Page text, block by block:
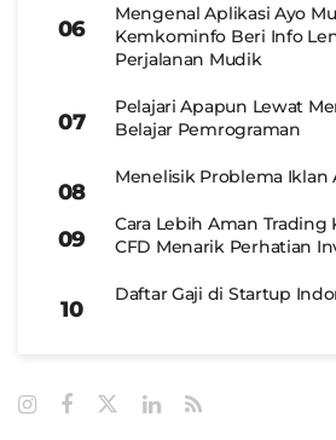
Mengenal Aplikasi Ayo
Kemkominfo Beri Info
Perjalanan Mudik
Pelajari Apapun Lewat
Belajar Pemrograman
Menelisik Problema Iklan
Cara Lebih Aman Trading
CFD Menarik Perhatian
Daftar Gaji di Startup